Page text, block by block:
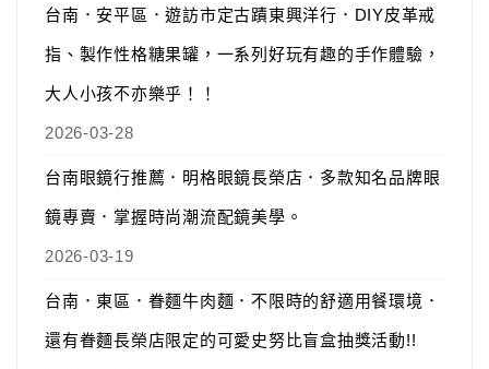
台南．安平區．遊訪市定古蹟東興洋行．DIY皮革戒
指、製作性格糖果罐，一系列好玩有趣的手作體驗，
大人小孩不亦樂乎！！
2026-03-28
台南眼鏡行推薦．明格眼鏡長榮店．多款知名品牌眼
鏡專賣．掌握時尚潮流配鏡美學。
2026-03-19
台南．東區．眷麵牛肉麵．不限時的舒適用餐環境．
還有眷麵長榮店限定的可愛史努比盲盒抽獎活動!!